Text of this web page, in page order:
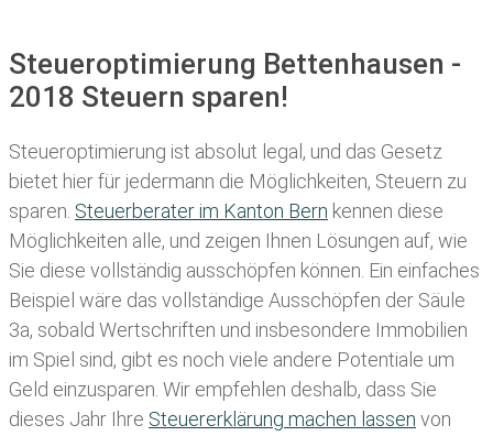
Steueroptimierung Bettenhausen -
2018 Steuern sparen!
Steueroptimierung ist absolut legal, und das Gesetz
bietet hier für jedermann die Möglichkeiten, Steuern zu
sparen. Steuerberater im K anton Bern kennen diese
Möglichkeiten alle, und zeigen Ihnen Lösungen auf, wie
Sie diese vollständig ausschöpfen können. Ein einfaches
Beispiel wäre das vollständige Ausschöpfen der Säule
3a, sobald Wertschriften und insbesondere Immobilien
im Spiel sind, gibt es noch viele andere Potentiale um
Geld einzusparen. Wir empfehlen deshalb, dass Sie
dieses Jahr Ihre Steuererklärung machen lassen von